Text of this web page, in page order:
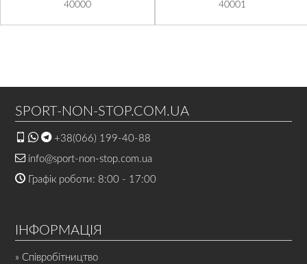
40000
40001
SPORT-NON-STOP.COM.UA
+38(066) 199-40-88
info@sport-non-stop.com.ua
Графік роботи: 8:00 - 17:00
ІНФОРМАЦІЯ
» Співробітництво